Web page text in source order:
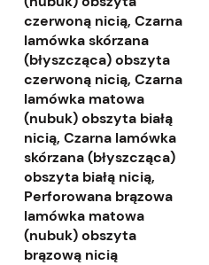
czerwoną nicią, Czarna
lamówka skórzana
(błyszcząca) obszyta
czerwoną nicią, Czarna
lamówka matowa
(nubuk) obszyta białą
nicią, Czarna lamówka
skórzana (błyszcząca)
obszyta białą nicią,
Perforowana brązowa
lamówka matowa
(nubuk) obszyta
brązową nicią